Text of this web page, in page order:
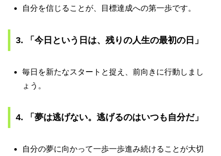
自分を信じることが、目標達成への第一歩です。
3. 「今日という日は、残りの人生の最初の日」
毎日を新たなスタートと捉え、前向きに行動しまし
ょう。
4. 「夢は逃げない。逃げるのはいつも自分だ」
自分の夢に向かって一歩一歩進み続けることが大切